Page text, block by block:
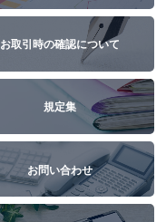
お取引時の確認について
規定集
お問い合わせ